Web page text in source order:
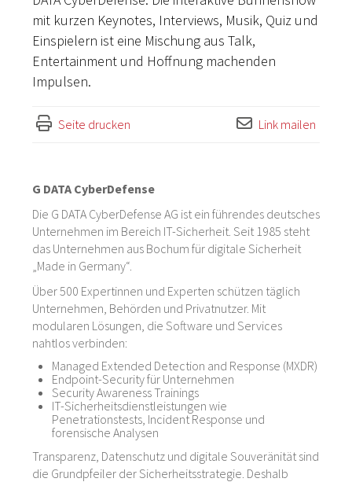
mit kurzen Keynotes, Interviews, Musik, Quiz und
Einspielern ist eine Mischung aus Talk,
Entertainment und Hoffnung machenden
Impulsen.
Seite drucken Link mailen
G DATA CyberDefense
Die G DATA CyberDefense AG ist ein führendes deutsches
Unternehmen im Bereich IT-Sicherheit. Seit 1985 steht
das Unternehmen aus Bochum für digitale Sicherheit
„Made in Germany“.
Über 500 Expertinnen und Experten schützen täglich
Unternehmen, Behörden und Privatnutzer. Mit
modularen Lösungen, die Software und Services
nahtlos verbinden:
Managed Extended Detection and Response (MXDR)
Endpoint-Security für Unternehmen
Security Awareness Trainings
IT-Sicherheitsdienstleistungen wie
Penetrationstests, Incident Response und
forensische Analysen
Transparenz, Datenschutz und digitale Souveränität sind
die Grundpfeiler der Sicherheitsstrategie. Deshalb